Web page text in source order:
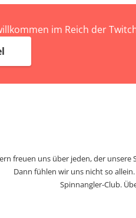
im Reich der
freuen uns über jeden, der
Dann fühlen wir uns nicht so
Spinnangler-Club.